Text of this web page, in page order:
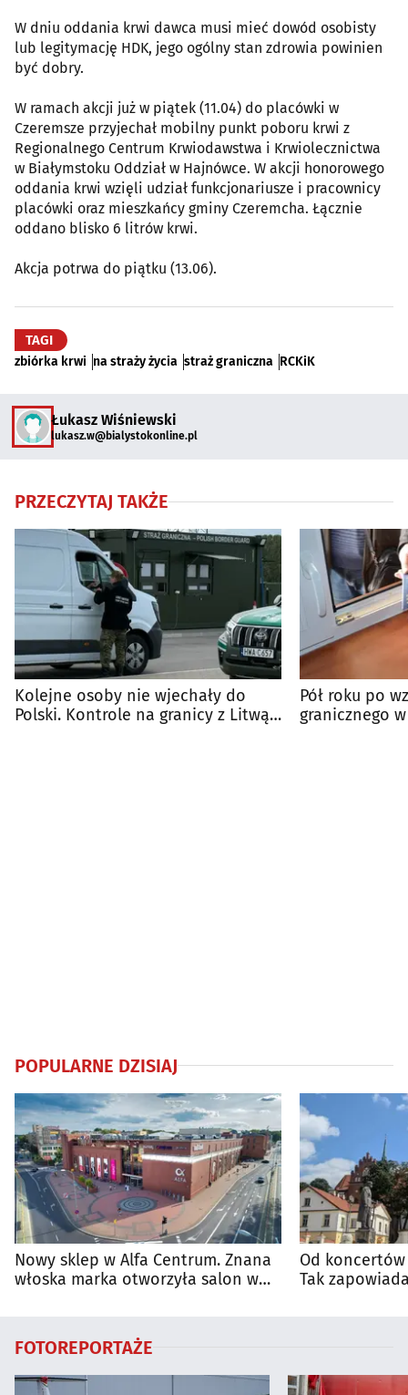
W dniu oddania krwi dawca musi mieć dowód osobisty
lub legitymację HDK, jego ogólny stan zdrowia powinien
być dobry.
W ramach akcji już w piątek (11.04) do placówki w
Czeremsze przyjechał mobilny punkt poboru krwi z
Regionalnego Centrum Krwiodawstwa i Krwiolecznictwa
w Białymstoku Oddział w Hajnówce. W akcji honorowego
oddania krwi wzięli udział funkcjonariusze i pracownicy
placówki oraz mieszkańcy gminy Czeremcha. Łącznie
oddano blisko 6 litrów krwi.
Akcja potrwa do piątku (13.06).
TAGI
zbiórka krwi na straży życia straż graniczna RCKiK
Łukasz Wiśniewski
lukasz.w@bialystokonline.pl
PRZECZYTAJ TAKŻE
Kolejne osoby nie wjechały do
Polski. Kontrole na granicy z Litwą
Pół roku po
granicznego
POPULARNE DZISIAJ
Nowy sklep w Alfa Centrum. Znana
włoska marka otworzyła salon w
Od
Tak
FOTOREPORTAŻE